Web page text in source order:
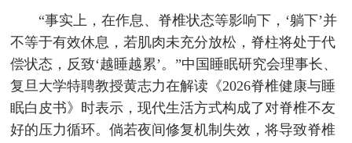
“事实上，在作息、脊椎状态等影响下，‘躺下’并
不等于有效休息，若肌肉未充分放松，脊柱将处于代
偿状态，反致‘越睡越累’。”中国睡眠研究会理事长、
复旦大学特聘教授黄志力在解读《2026脊椎健康与睡
眠白皮书》时表示，现代生活方式构成了对脊椎不友
好的压力循环。倘若夜间修复机制失效，将导致脊椎